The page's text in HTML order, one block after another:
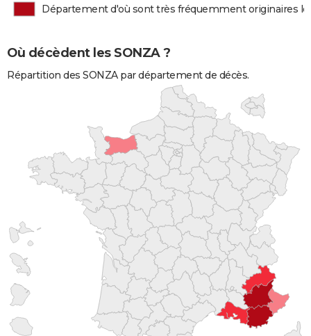
Département d'où sont très fréquemment originaires
Où décèdent les SONZA ?
Répartition des SONZA par département de décès.